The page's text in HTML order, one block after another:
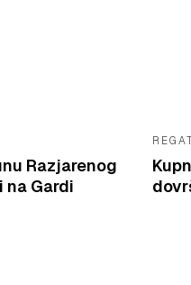
Razjarenog
na Gardi